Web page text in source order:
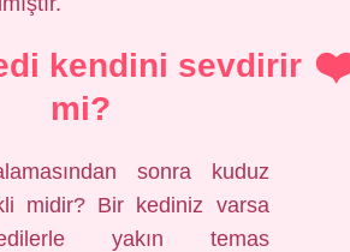
kendini sevdirir
mi?
sonra kuduz
midir? Bir kediniz varsa
yakın temas